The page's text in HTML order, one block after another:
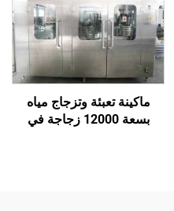
ماكينة تعبئة وتزجاج مياه
بسعة 12000 زجاجة في